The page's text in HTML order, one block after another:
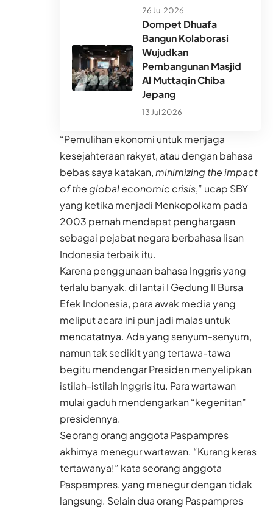
26 Jul 2026
Dompet Dhuafa
Bangun Kolaborasi
Wujudkan
Pembangunan Masjid
Al Muttaqin Chiba
Jepang
13 Jul 2026
“Pemulihan ekonomi untuk menjaga
kesejahteraan rakyat, atau dengan bahasa
bebas saya katakan,minimizing the impact
of the global economic crisis,” ucap SBY
yang ketika menjadi Menkopolkam pada
2003 pernah mendapat penghargaan
sebagai pejabat negara berbahasa lisan
Indonesia terbaik itu.
Karena penggunaan bahasa Inggris yang
terlalu banyak, di lantai I Gedung II Bursa
Efek Indonesia, para awak media yang
meliput acara ini pun jadi malas untuk
mencatatnya. Ada yang senyum-senyum,
namun tak sedikit yang tertawa-tawa
begitu mendengar Presiden menyelipkan
istilah-istilah Inggris itu. Para wartawan
mulai gaduh mendengarkan “kegenitan”
presidennya.
Seorang orang anggota Paspampres
akhirnya menegur wartawan. “Kurang keras
tertawanya!” kata seorang anggota
Paspampres, yang menegur dengan tidak
langsung. Selain dua orang Paspampres